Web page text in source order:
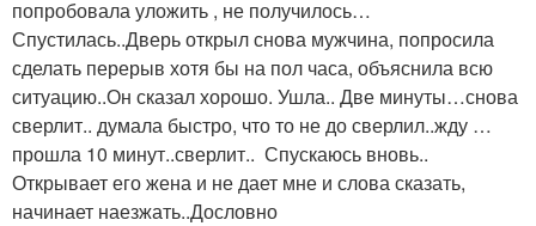
попробовала уложить , не получилось…
Спустилась..Дверь открыл снова мужчина, попросила
сделать перерыв хотя бы на пол часа, объяснила всю
ситуацию..Он сказал хорошо. Ушла.. Две минуты…снова
сверлит.. думала быстро, что то не до сверлил..жду …
прошла 10 минут..сверлит.. Спускаюсь вновь..
Открывает его жена и не дает мне и слова сказать,
начинает наезжать..Дословно